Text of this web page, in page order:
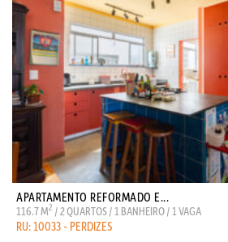
APARTAMENTO REFORMADO E...
116.7 M2 / 2 QUARTOS / 1 BANHEIRO / 1 VAGA
RU: 10033 - PERDIZES